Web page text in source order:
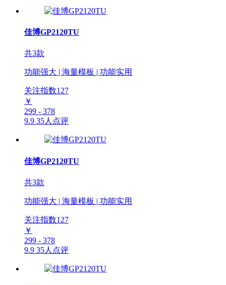
佳博GP2120TU
共3款
功能强大 | 海量模板 | 功能实用
关注指数127
￥
299 - 378
9.9 35人点评
佳博GP2120TU
共3款
功能强大 | 海量模板 | 功能实用
关注指数127
￥
299 - 378
9.9 35人点评